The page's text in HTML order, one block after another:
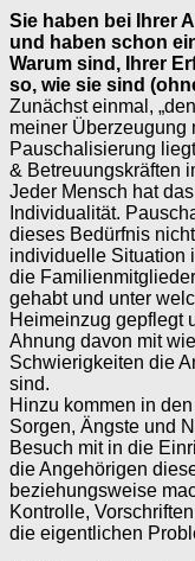
Sie haben bei Ihrer
und haben schon
Warum sind, Ihrer
so, wie sie sind
Zunächst einmal,
meiner Überzeugung
Pauschalisierung
& Betreuungskräften
Jeder Mensch hat
Individualität.
dieses Bedürfnis
individuelle Situation
die
gehabt und unter
Heimeinzug gepflegt
Ahnung davon mit
Schwierigkeiten die
sind.
Hinzu kommen in
Sorgen, Ängste und
Besuch mit in die
die Angehörigen
beziehungsweise
Kontrolle,
die eigentlichen